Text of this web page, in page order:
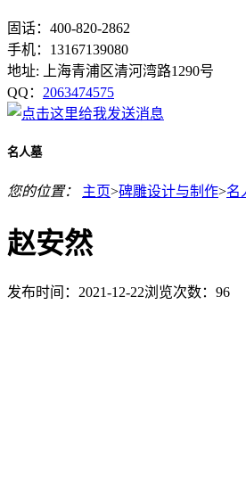
固话：400-820-2862
手机：13167139080
地址: 上海青浦区清河湾路1290号
QQ： 2063474575
名人墓
您的位置： 主页>碑雕设计与制作>名
赵安然
发布时间：2021-12-22浏览次数： 96